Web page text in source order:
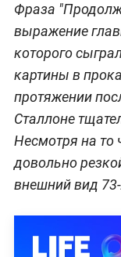
Фраза
выражение
которого
картины в
протяжении
Сталлоне
Несмотря на
довольно
внешний вид